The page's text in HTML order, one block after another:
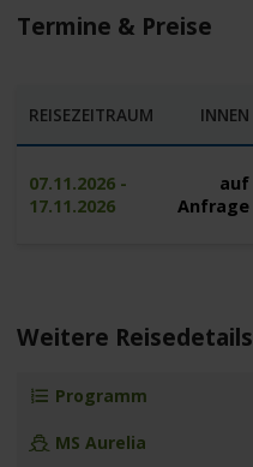
Termine & Preise
REISEZEITRAUM INNEN
07.11.2026 -
17.11.2026
auf
Anfrage
Weitere Reisedetails
Programm
MS Aurelia